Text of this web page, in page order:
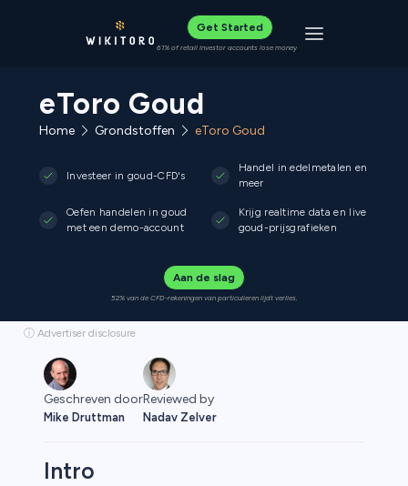
Get Started
61% of retail investor accounts lose money Toggle
eToro Goud
Home Grondstoffen eToro Goud
Investeer in goud-CFD's
Handel in edelmetalen en
meer
Oefen handelen in goud
met een demo-account
Krijg realtime data en live
goud-prijsgrafieken
Aan de slag
52% van de CFD-rekeningen van particulieren lijdt verlies.
ⓘ Advertiser disclosure
Geschreven door
Mike Druttman
Reviewed by
Nadav Zelver
Intro